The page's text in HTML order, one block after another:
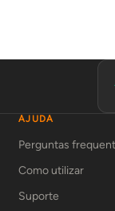
AJUDA
Perguntas
Como utilizar
Suporte